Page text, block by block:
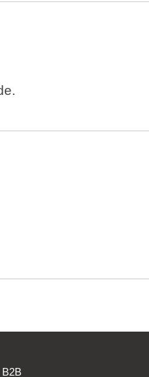
B2B